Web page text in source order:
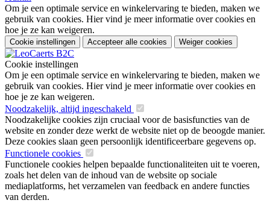
Om je een optimale service en winkelervaring te bieden, maken we
gebruik van cookies. Hier vind je meer informatie over cookies en
hoe je ze kan weigeren.
Cookie instellingen Accepteer alle cookies Weiger cookies
Cookie instellingen
Om je een optimale service en winkelervaring te bieden, maken we
gebruik van cookies. Hier vind je meer informatie over cookies en
hoe je ze kan weigeren.
Noodzakelijk, altijd ingeschakeld
Noodzakelijke cookies zijn cruciaal voor de basisfuncties van de
website en zonder deze werkt de website niet op de beoogde manier.
Deze cookies slaan geen persoonlijk identificeerbare gegevens op.
Functionele cookies
Functionele cookies helpen bepaalde functionaliteiten uit te voeren,
zoals het delen van de inhoud van de website op sociale
mediaplatforms, het verzamelen van feedback en andere functies
van derden.